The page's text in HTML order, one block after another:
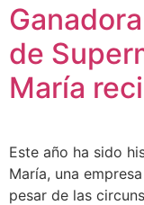
de
María
Este año ha sido
María, una
pesar de las